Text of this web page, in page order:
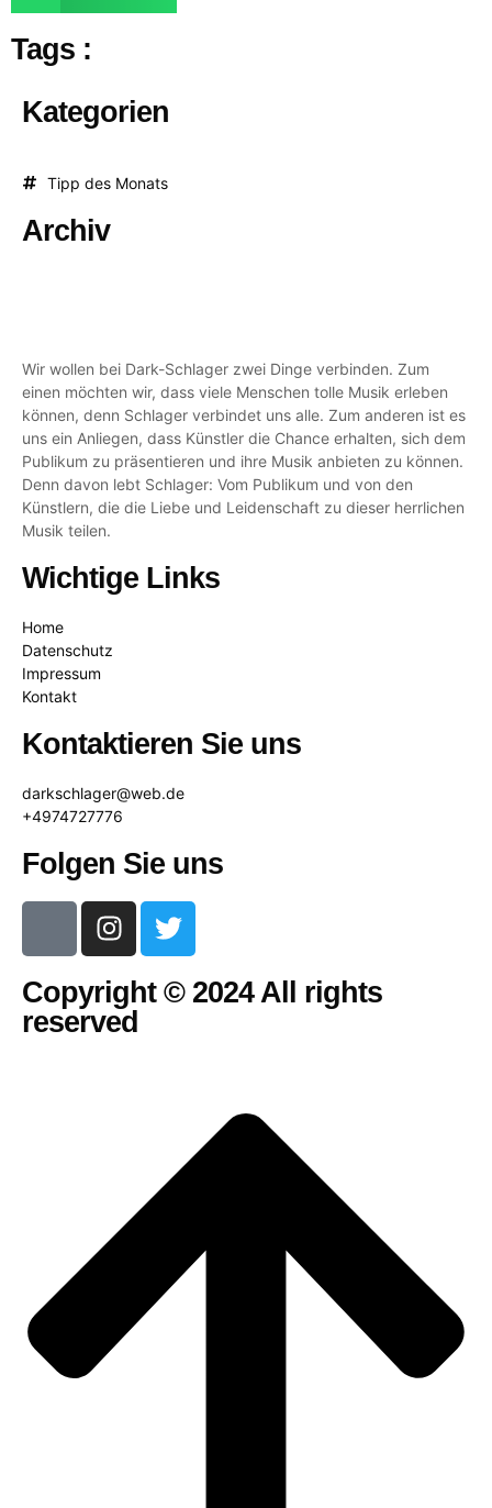
Tags :
Kategorien
Tipp des Monats
Archiv
Wir wollen bei Dark-Schlager zwei Dinge verbinden. Zum
einen möchten wir, dass viele Menschen tolle Musik erleben
können, denn Schlager verbindet uns alle. Zum anderen ist es
uns ein Anliegen, dass Künstler die Chance erhalten, sich dem
Publikum zu präsentieren und ihre Musik anbieten zu können.
Denn davon lebt Schlager: Vom Publikum und von den
Künstlern, die die Liebe und Leidenschaft zu dieser herrlichen
Musik teilen.
Wichtige Links
Home
Datenschutz
Impressum
Kontakt
Kontaktieren Sie uns
darkschlager@web.de
+4974727776
Folgen Sie uns
Copyright © 2024 All rights
reserved